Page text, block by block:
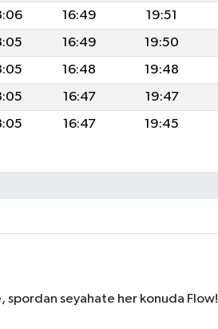
16:49 19:51
16:49 19:50
16:48 19:48
16:47 19:47
16:47 19:45
spordan seyahate her konuda Flow!